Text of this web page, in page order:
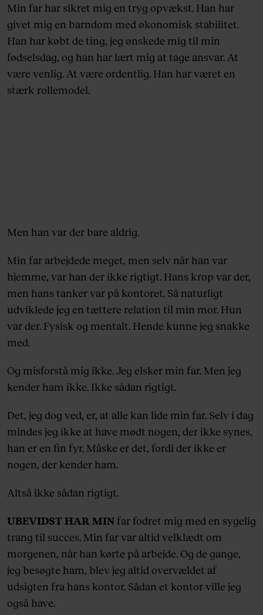
Min far har sikret mig en tryg opvækst. Han har
givet mig en barndom med økonomisk stabilitet.
Han har købt de ting, jeg ønskede mig til min
fødselsdag, og han har lært mig at tage ansvar. At
være venlig. At være ordentlig. Han har været en
stærk rollemodel.
Men han var der bare aldrig.
Min far arbejdede meget, men selv når han var
hjemme, var han der ikke rigtigt. Hans krop var der,
men hans tanker var på kontoret. Så naturligt
udviklede jeg en tættere relation til min mor. Hun
var der. Fysisk og mentalt. Hende kunne jeg snakke
med.
Og misforstå mig ikke. Jeg elsker min far. Men jeg
kender ham ikke. Ikke sådan rigtigt.
Det, jeg dog ved, er, at alle kan lide min far. Selv i dag
mindes jeg ikke at have mødt nogen, der ikke synes,
han er en fin fyr. Måske er det, fordi der ikke er
nogen, der kender ham.
Altså ikke sådan rigtigt.
UBEVIDST HAR MINfar fodret mig med en sygelig
trang til succes. Min far var altid velklædt om
morgenen, når han kørte på arbejde. Og de gange,
jeg besøgte ham, blev jeg altid overvældet af
udsigten fra hans kontor. Sådan et kontor ville jeg
også have.